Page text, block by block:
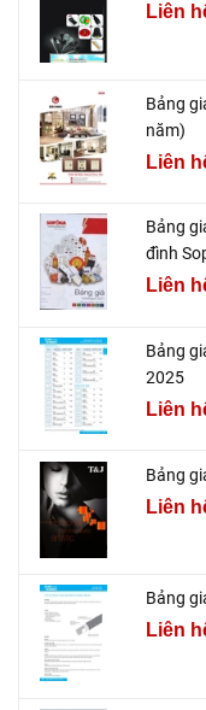
Liên
Bảng
năm)
Liên
Bảng
đình
Liên
Bảng
2025
Liên
Bảng
Liên
Bảng
Liên